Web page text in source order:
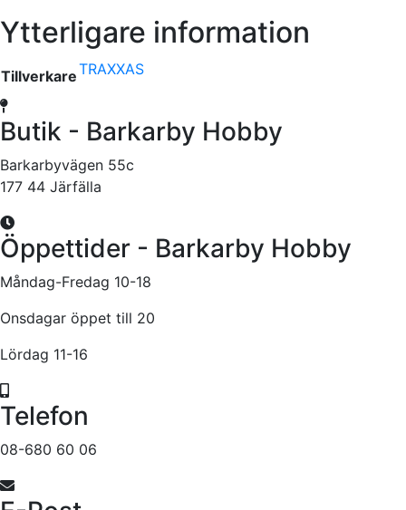
Ytterligare information
TillverkareTRAXXAS
Butik - Barkarby Hobby
Barkarbyvägen 55c
177 44 Järfälla
Öppettider - Barkarby Hobby
Måndag-Fredag 10-18
Onsdagar öppet till 20
Lördag 11-16
Telefon
08-680 60 06